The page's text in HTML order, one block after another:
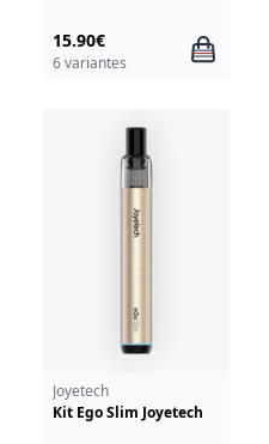
15.90€
6 variantes
Joyetech
Kit Ego Slim Joyetech